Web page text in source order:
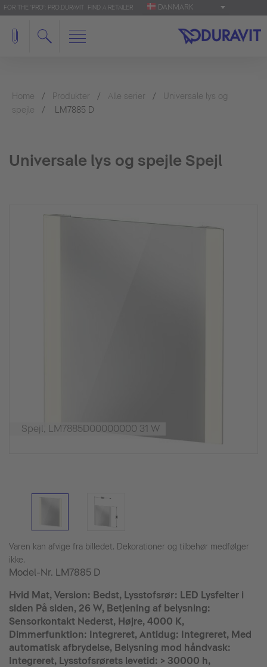
FOR THE 'PRO': PRO.DURAVIT FIND A RETAILER DANMARK
Home Produkter Alle serier
Universale lys og
spejle
LM7885 D
Universale lys og spejle Spejl
Spejl, LM7885D00000000 31 W
Varen kan afvige fra billedet. Dekorationer og tilbehør medfølger
ikke.
Model-Nr. LM7885 D
Hvid Mat, Version: Bedst, Lysstofsrør: LED Lysfelter i
siden På siden, 26 W, Betjening af belysning:
Sensorkontakt Nederst, Højre, 4000 K,
Dimmerfunktion: Integreret, Antidug: Integreret, Med
automatisk afbrydelse, Belysning mod håndvask:
Integreret, Lysstofsrørets levetid: > 30000 h,